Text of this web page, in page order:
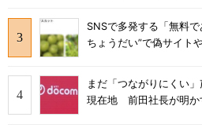
SNSで多発する「無料
ちょうだい”で偽サイト
まだ「つながりにくい
現在地 前田社長が明か